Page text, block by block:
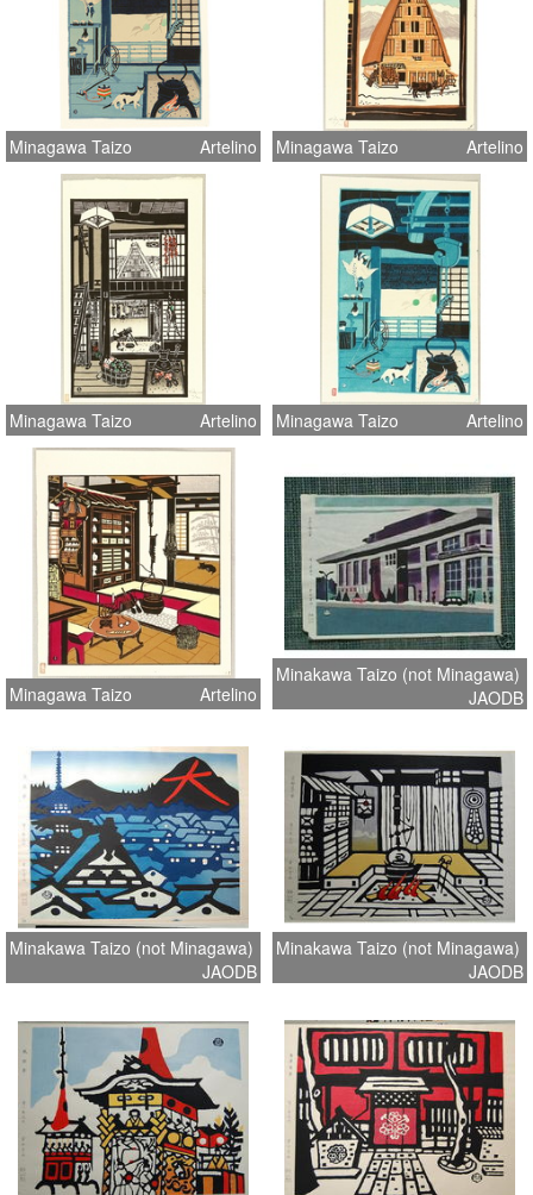
Minagawa Taizo Artelino Minagawa Taizo Artelino
Minagawa Taizo Artelino Minagawa Taizo Artelino
Minagawa Taizo Artelino
Minakawa Taizo (not Minagawa)
JAODB
Minakawa Taizo (not Minagawa)
JAODB
Minakawa Taizo (not Minagawa)
JAODB